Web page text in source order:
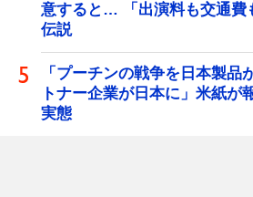
意すると… 「出演料も交通費
伝説
「プーチンの戦争を日本製品
トナー企業が日本に」米紙が
実態